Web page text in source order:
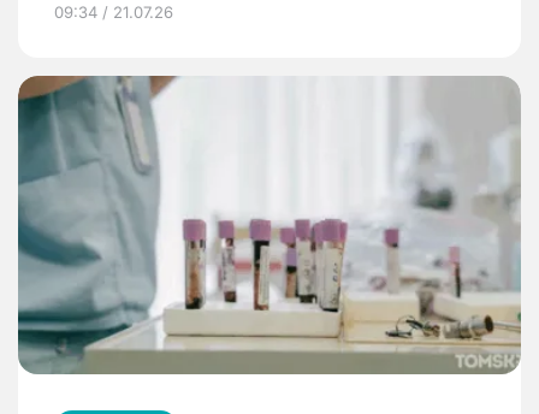
09:34 / 21.07.26